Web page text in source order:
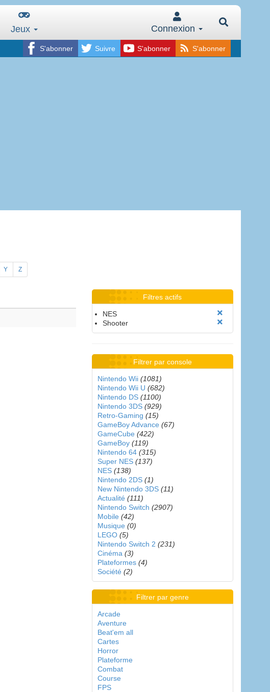
Jeux Connexion
S'abonner Suivre S'abonner S'abonner
Y Z
Filtres actifs
NES
Shooter
Filtrer par console
Nintendo Wii (1081)
Nintendo Wii U (682)
Nintendo DS (1100)
Nintendo 3DS (929)
Retro-Gaming (15)
GameBoy Advance (67)
GameCube (422)
GameBoy (119)
Nintendo 64 (315)
Super NES (137)
NES (138)
Nintendo 2DS (1)
New Nintendo 3DS (11)
Actualité (111)
Nintendo Switch (2907)
Mobile (42)
Musique (0)
LEGO (5)
Nintendo Switch 2 (231)
Cinéma (3)
Plateformes (4)
Société (2)
Filtrer par genre
Arcade
Aventure
Beat'em all
Cartes
Horror
Plateforme
Combat
Course
FPS